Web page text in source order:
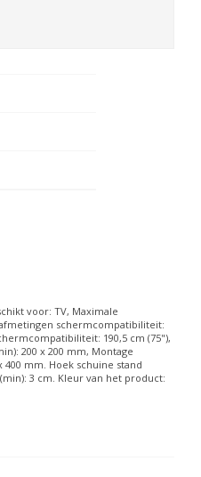
voor: TV, Maximale
schermcompatibiliteit:
190,5 cm (75"),
200 x 200 mm, Montage
mm. Hoek schuine stand
3 cm. Kleur van het product: